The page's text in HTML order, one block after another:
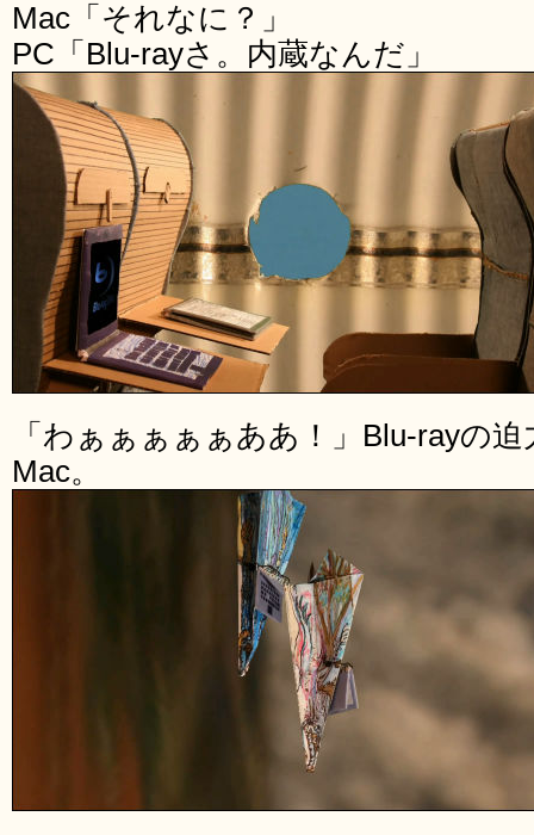
Mac「それなに？」
PC「Blu-rayさ。内蔵なんだ」
「わぁぁぁぁぁああ！」Blu-rayの
Mac。